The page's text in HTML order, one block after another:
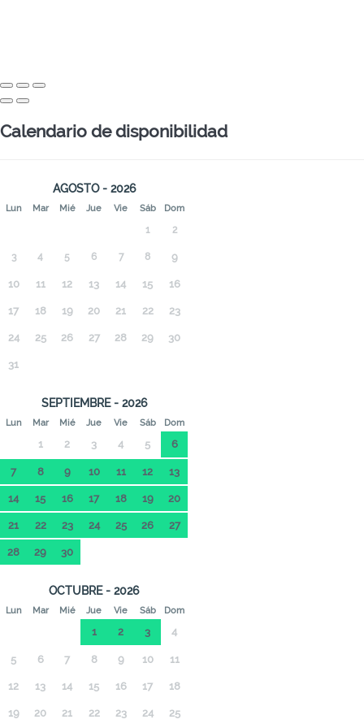
Calendario de disponibilidad
AGOSTO - 2026
Lun Mar Mié Jue Vie Sáb Dom
1 2
3 4 5 6 7 8 9
10 11 12 13 14 15 16
17 18 19 20 21 22 23
24 25 26 27 28 29 30
31
SEPTIEMBRE - 2026
Lun Mar Mié Jue Vie Sáb Dom
1 2 3 4 5 6
7 8 9 10 11 12 13
14 15 16 17 18 19 20
21 22 23 24 25 26 27
28 29 30
OCTUBRE - 2026
Lun Mar Mié Jue Vie Sáb Dom
1 2 3 4
5 6 7 8 9 10 11
12 13 14 15 16 17 18
19 20 21 22 23 24 25